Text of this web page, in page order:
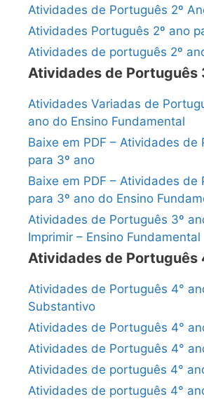
Atividades de Português 2º
Atividades Português 2º ano
Atividades de português 2º
Atividades de Português
Atividades Variadas de
ano do Ensino Fundamental
Baixe em PDF – Atividades de
para 3º ano
Baixe em PDF – Atividades de
para 3º ano do Ensino
Atividades de Português 3º
Imprimir – Ensino Fundamental
Atividades de Português
Atividades de Português 4°
Substantivo
Atividades de Português 4°
Atividades de Português 4°
Atividades de português 4°
Atividades de português 4°